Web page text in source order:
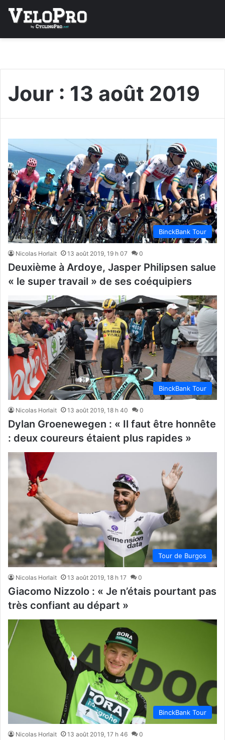
Jour : 13 août 2019
BinckBank Tour
Nicolas Horlait 13 août 2019, 19 h 07 0
Deuxième à Ardoye, Jasper Philipsen salue
« le super travail » de ses coéquipiers
BinckBank Tour
Nicolas Horlait 13 août 2019, 18 h 40 0
Dylan Groenewegen : « Il faut être honnête
: deux coureurs étaient plus rapides »
Tour de Burgos
Nicolas Horlait 13 août 2019, 18 h 17 0
Giacomo Nizzolo : « Je n’étais pourtant pas
très confiant au départ »
BinckBank Tour
Nicolas Horlait 13 août 2019, 17 h 46 0